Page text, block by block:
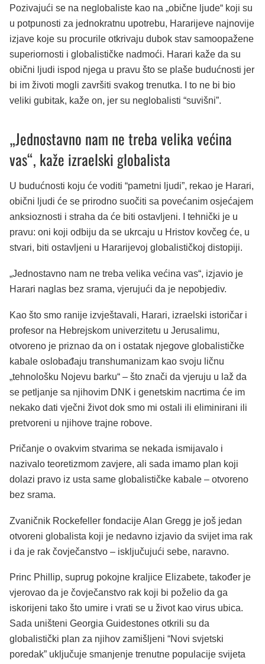
Pozivajući se na neglobaliste kao na „obične ljude“ koji su
u potpunosti za jednokratnu upotrebu, Hararijeve najnovije
izjave koje su procurile otkrivaju dubok stav samoopažene
superiornosti i globalističke nadmoći. Harari kaže da su
obični ljudi ispod njega u pravu što se plaše budućnosti jer
bi im životi mogli završiti svakog trenutka. I to ne bi bio
veliki gubitak, kaže on, jer su neglobalisti “suvišni”.
„Jednostavno nam ne treba velika većina
vas“, kaže izraelski globalista
U budućnosti koju će voditi “pametni ljudi”, rekao je Harari,
obični ljudi će se prirodno suočiti sa povećanim osjećajem
anksioznosti i straha da će biti ostavljeni. I tehnički je u
pravu: oni koji odbiju da se ukrcaju u Hristov kovčeg će, u
stvari, biti ostavljeni u Hararijevoj globalističkoj distopiji.
„Jednostavno nam ne treba velika većina vas“, izjavio je
Harari naglas bez srama, vjerujući da je nepobjediv.
Kao što smo ranije izvještavali, Harari, izraelski istoričar i
profesor na Hebrejskom univerzitetu u Jerusalimu,
otvoreno je priznao da on i ostatak njegove globalističke
kabale oslobađaju transhumanizam kao svoju ličnu
„tehnološku Nojevu barku“ – što znači da vjeruju u laž da
se petljanje sa njihovim DNK i genetskim nacrtima će im
nekako dati vječni život dok smo mi ostali ili eliminirani ili
pretvoreni u njihove trajne robove.
Pričanje o ovakvim stvarima se nekada ismijavalo i
nazivalo teoretizmom zavjere, ali sada imamo plan koji
dolazi pravo iz usta same globalističke kabale – otvoreno
bez srama.
Zvaničnik Rockefeller fondacije Alan Gregg je još jedan
otvoreni globalista koji je nedavno izjavio da svijet ima rak
i da je rak čovječanstvo – isključujući sebe, naravno.
Princ Phillip, suprug pokojne kraljice Elizabete, također je
vjerovao da je čovječanstvo rak koji bi poželio da ga
iskorijeni tako što umire i vrati se u život kao virus ubica.
Sada uništeni Georgia Guidestones otkrili su da
globalistički plan za njihov zamišljeni “Novi svjetski
poredak” uključuje smanjenje trenutne populacije svijeta